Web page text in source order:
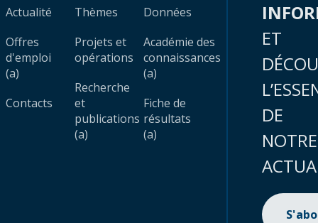
Actualité
Offres
d'emploi
(a)
Contacts
Thèmes
Projets et
opérations
Recherche
et
publications
(a)
Données
Académie des
connaissances
(a)
Fiche de
résultats
(a)
ET
DE
NOTRE